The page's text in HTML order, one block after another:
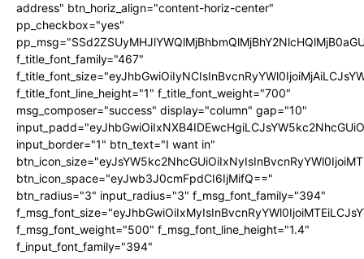
address" btn_horiz_align="content-horiz-center"
pp_checkbox="yes"
f_title_font_family="467"
f_title_font_line_height="1" f_title_font_weight="700"
msg_composer="success" display="column" gap="10"
input_border="1" btn_text="I want in"
btn_icon_space="eyJwb3J0cmFpdCI6IjMifQ=="
btn_radius="3" input_radius="3" f_msg_font_family="394"
f_msg_font_weight="500" f_msg_font_line_height="1.4"
f_input_font_family="394"